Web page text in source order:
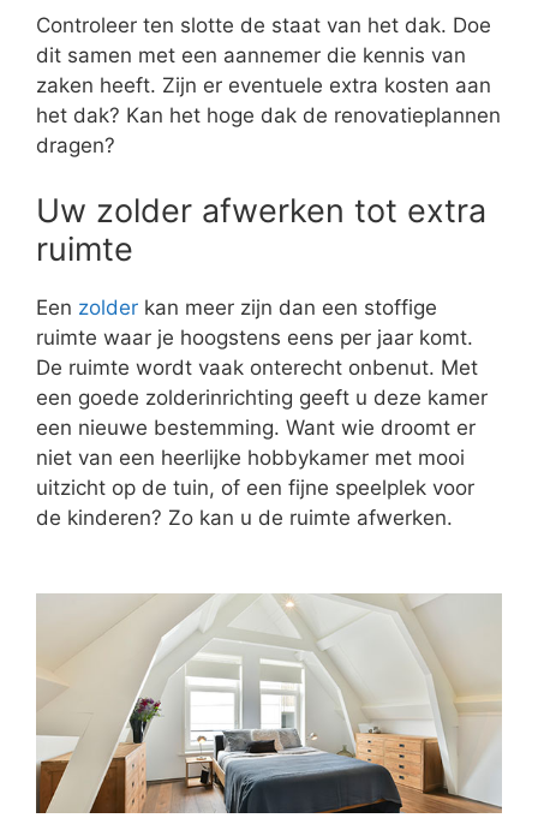
Controleer ten slotte de staat van het dak. Doe
dit samen met een aannemer die kennis van
zaken heeft. Zijn er eventuele extra kosten aan
het dak? Kan het hoge dak de renovatieplannen
dragen?
Uw zolder afwerken tot extra
ruimte
Een zolder kan meer zijn dan een stoffige
ruimte waar je hoogstens eens per jaar komt.
De ruimte wordt vaak onterecht onbenut. Met
een goede zolderinrichting geeft u deze kamer
een nieuwe bestemming. Want wie droomt er
niet van een heerlijke hobbykamer met mooi
uitzicht op de tuin, of een fijne speelplek voor
de kinderen? Zo kan u de ruimte afwerken.